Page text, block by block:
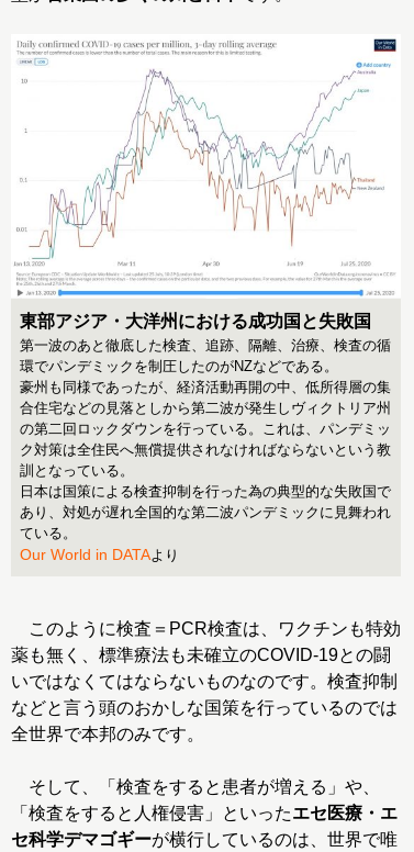
東部アジア・大洋州における成功国と失敗国
第一波のあと徹底した検査、追跡、隔離、治療、検査の循
環でパンデミックを制圧したのがNZなどである。
豪州も同様であったが、経済活動再開の中、低所得層の集
合住宅などの見落としから第二波が発生しヴィクトリア州
の第二回ロックダウンを行っている。これは、パンデミッ
ク対策は全住民へ無償提供されなければならないという教
訓となっている。
日本は国策による検査抑制を行った為の典型的な失敗国で
あり、対処が遅れ全国的な第二波パンデミックに見舞われ
ている。
Our World in DATAより
このように検査＝PCR検査は、ワクチンも特効
薬も無く、標準療法も未確立のCOVID-19との闘
いではなくてはならないものなのです。検査抑制
などと言う頭のおかしな国策を行っているのでは
全世界で本邦のみです。
そして、「検査をすると患者が増える」や、
「検査をすると人権侵害」といったエセ医療・エ
セ科学デマゴギーが横行しているのは、世界で唯